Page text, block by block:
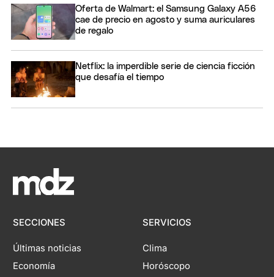
Oferta de Walmart: el Samsung Galaxy A56
cae de precio en agosto y suma auriculares
de regalo
Netflix: la imperdible serie de ciencia ficción
que desafía el tiempo
SECCIONES
Últimas noticias
Economía
SERVICIOS
Clima
Horóscopo